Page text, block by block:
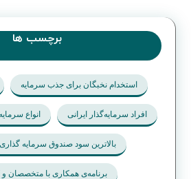
برچسب ها
استخدام نخبگان برای جذب سرمایه
افراد سرمایه‌گذار ایرانی انواع
بالاترین سود صندوق سرمایه گذاری
برنامه‌ی همکاری با متخصصان و